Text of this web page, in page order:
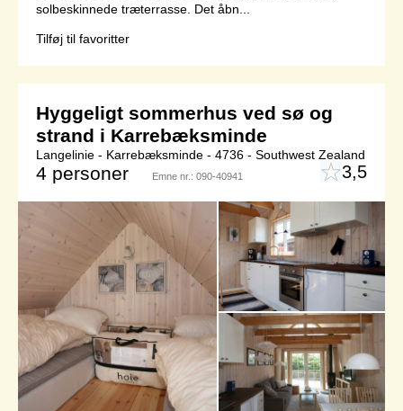
solbeskinnede træterrasse. Det åbn...
Tilføj til favoritter
Hyggeligt sommerhus ved sø og
strand i Karrebæksminde
Langelinie - Karrebæksminde - 4736 - Southwest Zealand
4 personer Emne nr.: 090-40941 3,5